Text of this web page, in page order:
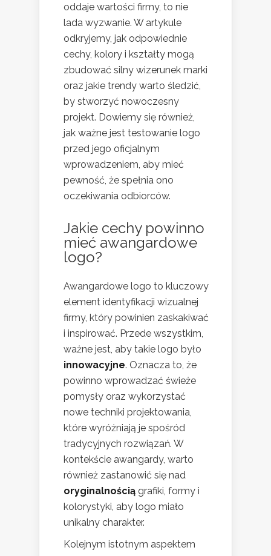
oddaje wartości firmy, to nie
lada wyzwanie. W artykule
odkryjemy, jak odpowiednie
cechy, kolory i kształty mogą
zbudować silny wizerunek marki
oraz jakie trendy warto śledzić,
by stworzyć nowoczesny
projekt. Dowiemy się również,
jak ważne jest testowanie logo
przed jego oficjalnym
wprowadzeniem, aby mieć
pewność, że spełnia ono
oczekiwania odbiorców.
Jakie cechy powinno
mieć awangardowe
logo?
Awangardowe logo to kluczowy
element identyfikacji wizualnej
firmy, który powinien zaskakiwać
i inspirować. Przede wszystkim,
ważne jest, aby takie logo było
innowacyjne. Oznacza to, że
powinno wprowadzać świeże
pomysły oraz wykorzystać
nowe techniki projektowania,
które wyróżniają je spośród
tradycyjnych rozwiązań. W
kontekście awangardy, warto
również zastanowić się nad
oryginalnością grafiki, formy i
kolorystyki, aby logo miało
unikalny charakter.
Kolejnym istotnym aspektem